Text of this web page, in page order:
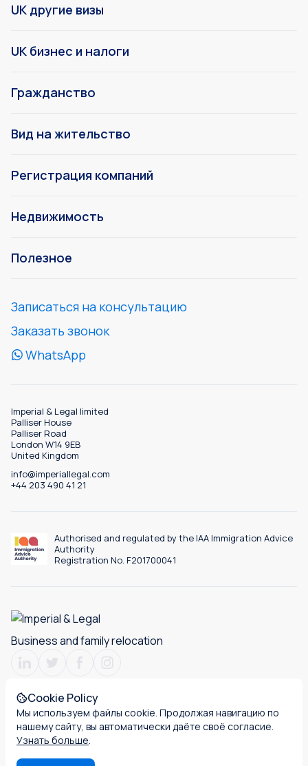
Cookie Policy
Мы используем файлы cookie. Продолжая навигацию по
нашему сайту, вы автоматически даёте своё согласие.
Узнать больше.
UK другие визы
UK бизнес и налоги
Гражданство
Вид на жительство
Регистрация компаний
Недвижимость
Полезное
Записаться на консультацию
Заказать звонок
WhatsApp
Imperial & Legal limited
Palliser House
Palliser Road
London W14 9EB
United Kingdom
info@imperiallegal.com
+44 203 490 41 21
Authorised and regulated by the IAA Immigration Advice
Authority
Registration No. F201700041
Business and family relocation
Terms & Conditions Privacy policy